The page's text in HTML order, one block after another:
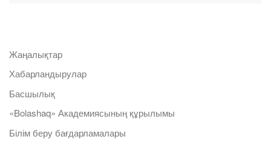
Жаңалықтар
Хабарландырулар
Басшылық
«Bolashaq» Академиясының құрылымы
Білім беру бағдарламалары